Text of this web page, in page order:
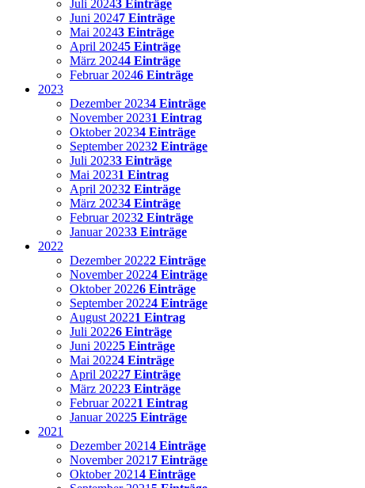
Juli 20243 Einträge
Juni 20247 Einträge
Mai 20243 Einträge
April 20245 Einträge
März 20244 Einträge
Februar 20246 Einträge
2023
Dezember 20234 Einträge
November 20231 Eintrag
Oktober 20234 Einträge
September 20232 Einträge
Juli 20233 Einträge
Mai 20231 Eintrag
April 20232 Einträge
März 20234 Einträge
Februar 20232 Einträge
Januar 20233 Einträge
2022
Dezember 20222 Einträge
November 20224 Einträge
Oktober 20226 Einträge
September 20224 Einträge
August 20221 Eintrag
Juli 20226 Einträge
Juni 20225 Einträge
Mai 20224 Einträge
April 20227 Einträge
März 20223 Einträge
Februar 20221 Eintrag
Januar 20225 Einträge
2021
Dezember 20214 Einträge
November 2021 7 Einträge
Oktober 20214 Einträge